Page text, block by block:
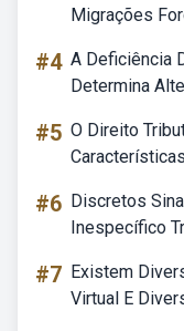
Migrações
#4 A Deficiência
Determina
#5 O Direito
#6 Discretos
Inespecífico
#7 Existem
Virtual E